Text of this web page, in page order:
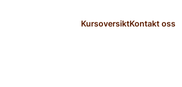
KursoversiktKontakt oss